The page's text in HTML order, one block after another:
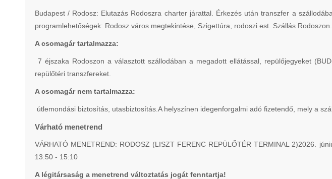
Budapest / Rodosz: Elutazás Rodoszra charter járattal. Érkezés után transzfer a
programlehetőségek: Rodosz város megtekintése, Szigettúra, rodoszi est. Szállás
A csomagár tartalmazza:
7 éjszaka Rodoszon a választott szállodában a megadott ellátással, repülőjegyeket
repülőtéri transzfereket.
A csomagár nem tartalmazza:
útlemondási biztosítás, utasbiztosítás.A helyszínen idegenforgalmi adó fizetendő, mely a
Várható menetrend
VÁRHATÓ MENETREND: RODOSZ (LISZT FERENC REPÜLŐTÉR TERMINAL 2)2026.
13:50 - 15:10
A légitársaság a menetrend változtatás jogát fenntartja!